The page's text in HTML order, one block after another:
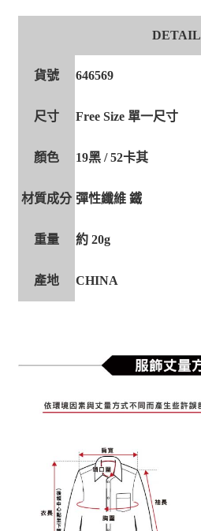
DETAIL
貨號 646569
尺寸 Free Size 單一尺寸
顏色 19黑 / 52卡其
材質成分 彈性纖維 鐵
重量 約 20g
產地 CHINA